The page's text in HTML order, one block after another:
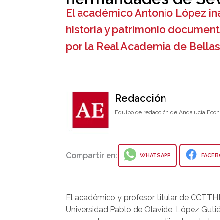
El académico Antonio López
historia y patrimonio
por la Real Academia de
Redacción
Equipo de redacción de Andalucía
Compartir en: WHATSAPP
El académico y profesor titular de
Universidad Pablo de Olavide, López